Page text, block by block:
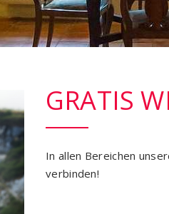
GRATIS
In allen Bereichen
verbinden!